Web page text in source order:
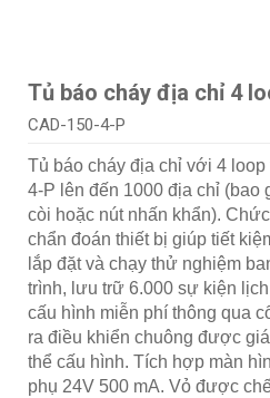
Tủ báo cháy địa chỉ 4
CAD-150-4-P
Tủ báo cháy địa chỉ với 4
4-P lên đến 1000 địa chỉ (bao
còi hoặc nút nhấn khẩn).
chẩn đoán thiết bị giúp tiết
lắp đặt và chạy thử nghiệm
trình, lưu trữ 6.000 sự kiện
cấu hình miễn phí thông qua
ra điều khiển chuông được
thể cấu hình. Tích hợp màn
phụ 24V 500 mA. Vỏ được